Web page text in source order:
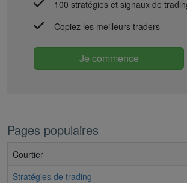
100 stratégies et signaux de
Copiez les meilleurs traders
Je commence
Pages populaires
Courtier
Stratégies de trading